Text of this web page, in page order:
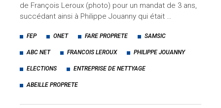
de François Leroux (photo) pour un mandat de 3 ans,
succédant ainsi à Philippe Jouanny qui était …
FEP ONET FARE PROPRETE SAMSIC
ABC NET FRANCOIS LEROUX PHILIPPE JOUANNY
ELECTIONS ENTREPRISE DE NETTYAGE
ABEILLE PROPRETE